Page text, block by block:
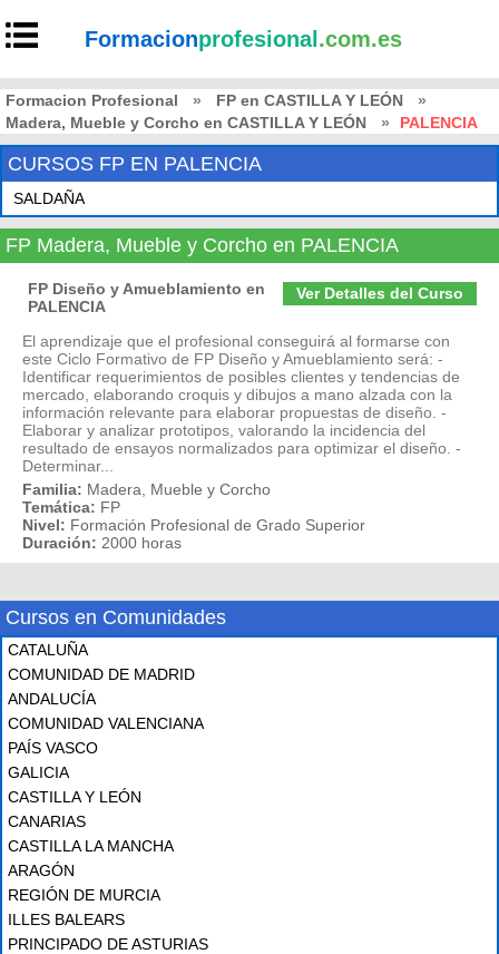
Formacionprofesional .com.es
Formacion Profesional » FP en CASTILLA Y LEÓN
»
Madera, Mueble y Corcho en CASTILLA Y LEÓN
» PALENCIA
CURSOS FP EN PALENCIA
SALDAÑA
FP Madera, Mueble y Corcho en PALENCIA
Ver Detalles del Curso
FP Diseño y Amueblamiento en
PALENCIA
El aprendizaje que el profesional conseguirá al formarse con
este Ciclo Formativo de FP Diseño y Amueblamiento será: -
Identificar requerimientos de posibles clientes y tendencias de
mercado, elaborando croquis y dibujos a mano alzada con la
información relevante para elaborar propuestas de diseño. -
Elaborar y analizar prototipos, valorando la incidencia del
resultado de ensayos normalizados para optimizar el diseño. -
Determinar...
Familia: Madera, Mueble y Corcho
Temática: FP
Nivel: Formación Profesional de Grado Superior
Duración: 2000 horas
Cursos en Comunidades
CATALUÑA
COMUNIDAD DE MADRID
ANDALUCÍA
COMUNIDAD VALENCIANA
PAÍS VASCO
GALICIA
CASTILLA Y LEÓN
CANARIAS
CASTILLA LA MANCHA
ARAGÓN
REGIÓN DE MURCIA
ILLES BALEARS
PRINCIPADO DE ASTURIAS